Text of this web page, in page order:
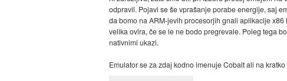
odpravil. Pojavi se še vprašanje porabe energije, saj
da bomo na ARM-jevih procesorjih gnali aplikacije
velika ovira, če se le ne bodo pregrevale. Poleg tega
nativnimi ukazi.
Emulator se za zdaj kodno imenuje Cobalt ali na kratko